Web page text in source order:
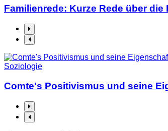
Familienrede: Kurze Rede über die
Soziologie
Comte's Positivismus und seine